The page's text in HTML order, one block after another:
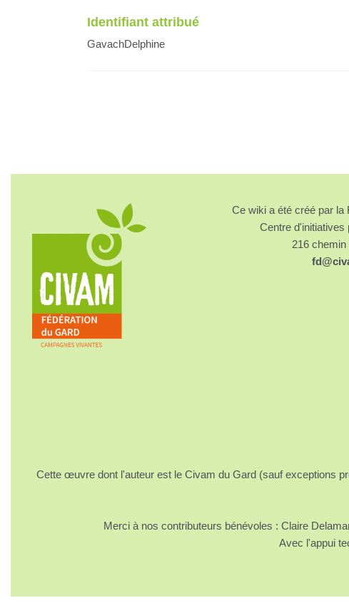
Identifiant attribué
GavachDelphine
Ce wiki a été créé par la
Centre d'initiatives
216
Cette œuvre dont l'auteur est le Civam du Gard (sauf exceptions
Merci à nos contributeurs bénévoles : Claire
Avec l'appui